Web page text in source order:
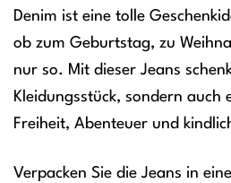
Denim ist eine tolle
ob zum Geburtstag, zu
nur so. Mit dieser Jeans
Kleidungsstück, sondern auch
Freiheit, Abenteuer und
Verpacken Sie die Jeans in